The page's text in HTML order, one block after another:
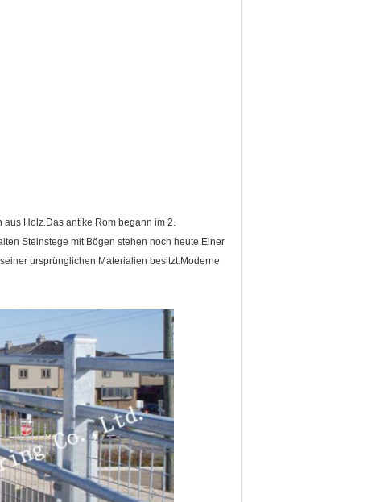
Holz.Das antike Rom begann im 2.
Steinstege mit Bögen stehen noch heute.Einer
ursprünglichen Materialien besitzt.Moderne